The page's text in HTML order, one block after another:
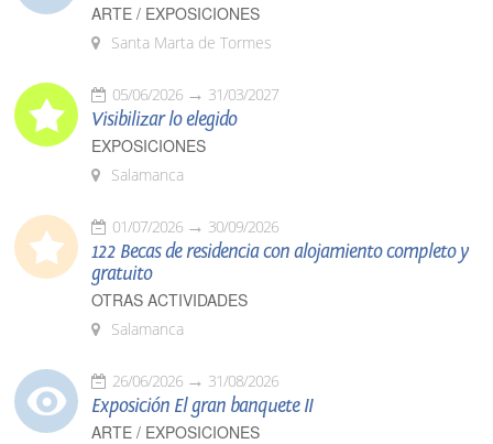
ARTE / EXPOSICIONES
Santa Marta de Tormes
05/06/2026 31/03/2027
Visibilizar lo elegido
EXPOSICIONES
Salamanca
01/07/2026 30/09/2026
122 Becas de residencia con alojamiento completo y
gratuito
OTRAS ACTIVIDADES
Salamanca
26/06/2026 31/08/2026
Exposición El gran banquete II
ARTE / EXPOSICIONES